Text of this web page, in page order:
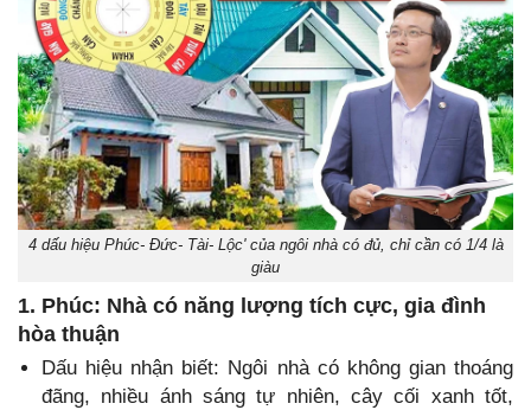
4 dấu hiệu Phúc- Đức- Tài- Lộc' của ngôi nhà có đủ, chỉ cần có 1/4 là
giàu
1. Phúc: Nhà có năng lượng tích cực, gia đình
hòa thuận
Dấu hiệu nhận biết: Ngôi nhà có không gian thoáng
đãng, nhiều ánh sáng tự nhiên, cây cối xanh tốt,